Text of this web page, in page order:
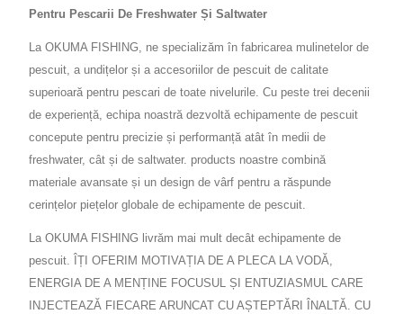
Pentru Pescarii De Freshwater Și Saltwater
La OKUMA FISHING, ne specializăm în fabricarea mulinetelor de
pescuit, a undițelor și a accesoriilor de pescuit de calitate
superioară pentru pescari de toate nivelurile. Cu peste trei decenii
de experiență, echipa noastră dezvoltă echipamente de pescuit
concepute pentru precizie și performanță atât în medii de
freshwater, cât și de saltwater. products noastre combină
materiale avansate și un design de vârf pentru a răspunde
cerințelor piețelor globale de echipamente de pescuit.
La OKUMA FISHING livrăm mai mult decât echipamente de
pescuit. ÎȚI OFERIM MOTIVAȚIA DE A PLECA LA VODĂ,
ENERGIA DE A MENȚINE FOCUSUL ȘI ENTUZIASMUL CARE
INJECTEAZĂ FIECARE ARUNCAT CU AȘTEPTĂRI ÎNALTĂ. CU